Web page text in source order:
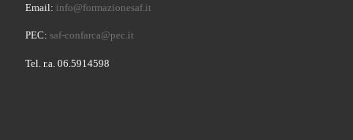
Email: info@formazionesaf.it
PEC: saf-confarca@pec.it
Tel. r.a. 06.5914598